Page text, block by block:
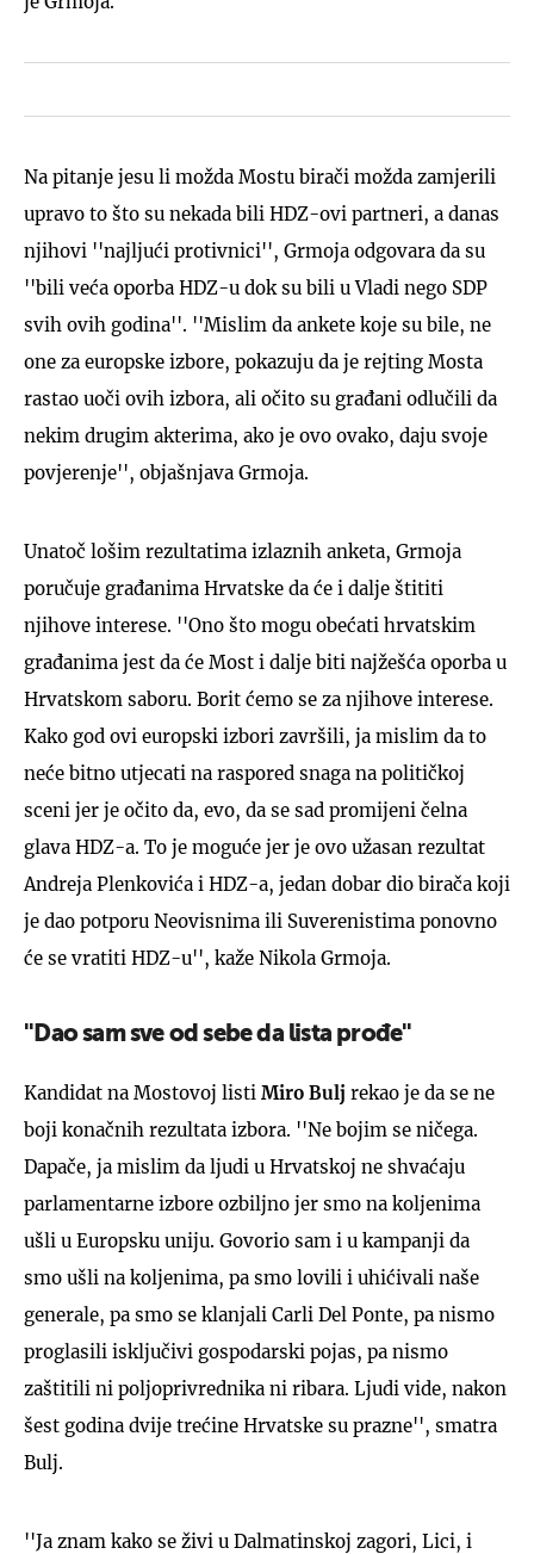
Na pitanje jesu li možda Mostu birači možda zamjerili
upravo to što su nekada bili HDZ-ovi partneri, a danas
njihovi ''najljući protivnici'', Grmoja odgovara da su
''bili veća oporba HDZ-u dok su bili u Vladi nego SDP
svih ovih godina''. ''Mislim da ankete koje su bile, ne
one za europske izbore, pokazuju da je rejting Mosta
rastao uoči ovih izbora, ali očito su građani odlučili da
nekim drugim akterima, ako je ovo ovako, daju svoje
povjerenje'', objašnjava Grmoja.
Unatoč lošim rezultatima izlaznih anketa, Grmoja
poručuje građanima Hrvatske da će i dalje štititi
njihove interese. ''Ono što mogu obećati hrvatskim
građanima jest da će Most i dalje biti najžešća oporba u
Hrvatskom saboru. Borit ćemo se za njihove interese.
Kako god ovi europski izbori završili, ja mislim da to
neće bitno utjecati na raspored snaga na političkoj
sceni jer je očito da, evo, da se sad promijeni čelna
glava HDZ-a. To je moguće jer je ovo užasan rezultat
Andreja Plenkovića i HDZ-a, jedan dobar dio birača koji
je dao potporu Neovisnima ili Suverenistima ponovno
će se vratiti HDZ-u'', kaže Nikola Grmoja.
''Dao sam sve od sebe da lista prođe''
Kandidat na Mostovoj listi Miro Bulj rekao je da se ne
boji konačnih rezultata izbora. ''Ne bojim se ničega.
Dapače, ja mislim da ljudi u Hrvatskoj ne shvaćaju
parlamentarne izbore ozbiljno jer smo na koljenima
ušli u Europsku uniju. Govorio sam i u kampanji da
smo ušli na koljenima, pa smo lovili i uhićivali naše
generale, pa smo se klanjali Carli Del Ponte, pa nismo
proglasili isključivi gospodarski pojas, pa nismo
zaštitili ni poljoprivrednika ni ribara. Ljudi vide, nakon
šest godina dvije trećine Hrvatske su prazne'', smatra
Bulj.
''Ja znam kako se živi u Dalmatinskoj zagori, Lici, i